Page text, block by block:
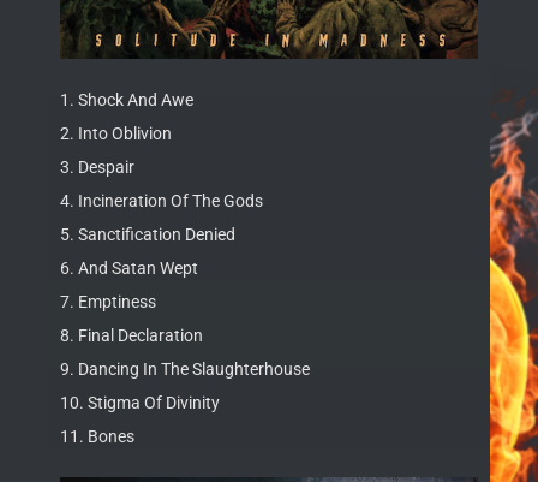
1. Shock And Awe
2. Into Oblivion
3. Despair
4. Incineration Of The Gods
5. Sanctification Denied
6. And Satan Wept
7. Emptiness
8. Final Declaration
9. Dancing In The Slaughterhouse
10. Stigma Of Divinity
11. Bones